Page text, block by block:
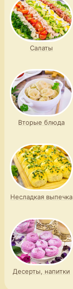
Салаты
Вторые блюда
Несладкая выпечка
Десерты, напитки